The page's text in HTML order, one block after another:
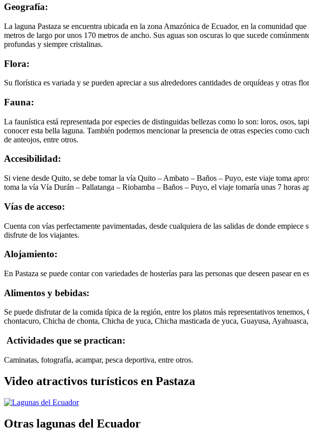
Geografía:
La laguna Pastaza se encuentra ubicada en la zona Amazónica de Ecuador, en la comunidad
metros de largo por unos 170 metros de ancho. Sus aguas son oscuras lo que sucede
profundas y siempre cristalinas.
Flora:
Su florística es variada y se pueden apreciar a sus alrededores cantidades de orquídeas y otras
Fauna:
La faunística está representada por especies de distinguidas bellezas como lo son: loros, osos,
conocer esta bella laguna. También podemos mencionar la presencia de otras especies como
de anteojos, entre otros.
Accesibilidad:
Si viene desde Quito, se debe tomar la vía Quito – Ambato – Baños – Puyo, este viaje toma
toma la vía Vía Durán – Pallatanga – Riobamba – Baños – Puyo, el viaje tomaría unas 7 horas
Vías de acceso:
Cuenta con vías perfectamente pavimentadas, desde cualquiera de las salidas de donde
disfrute de los viajantes.
Alojamiento:
En Pastaza se puede contar con variedades de hosterías para las personas que deseen pasear
Alimentos y bebidas:
Se puede disfrutar de la comida típica de la región, entre los platos más representativos
chontacuro, Chicha de chonta, Chicha de yuca, Chicha masticada de yuca, Guayusa, Ayahuasca,
Actividades que se practican:
Caminatas, fotografía, acampar, pesca deportiva, entre otros.
Video atractivos turísticos en Pastaza
Otras lagunas del Ecuador